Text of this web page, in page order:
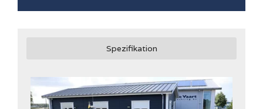
Spezifikation